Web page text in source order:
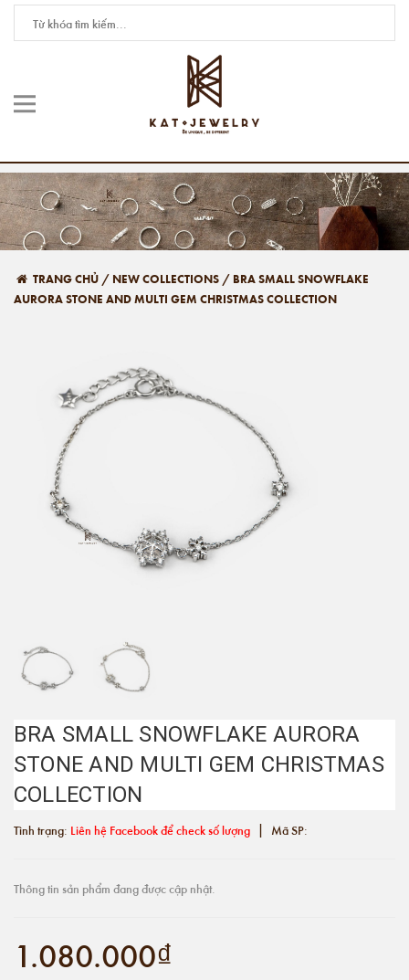
TRANG CHỦ / NEW COLLECTIONS / BRA SMALL SNOWFLAKE
AURORA STONE AND MULTI GEM CHRISTMAS COLLECTION
BRA SMALL SNOWFLAKE AURORA
STONE AND MULTI GEM CHRISTMAS
COLLECTION
Tình trạng: Liên hệ Facebook để check số lượng | Mã SP:
Thông tin sản phẩm đang được cập nhật.
1.080.000₫